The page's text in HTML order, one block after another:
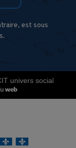
est sous
univers social